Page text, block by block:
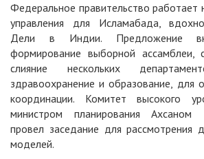
Федеральное правительство
управления для Исламабада,
Дели в Индии. Предложение
формирование выборной ассамблеи,
слияние нескольких
здравоохранение и образование, для
координации. Комитет высокого
министром планирования Ахсаном
провел заседание для рассмотрения
моделей.